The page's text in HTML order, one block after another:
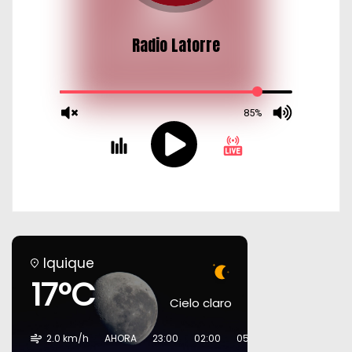
Iquique
17°C Cielo claro
2.0 km/h
AHORA 23:00 02:00 05:00